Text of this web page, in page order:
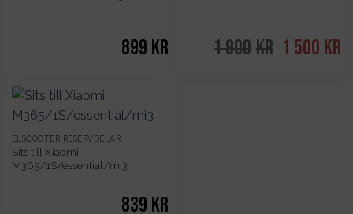
899 kr 1 900kr Det
ursprungliga
1 500 kr
ELSCOOTER RESERVDELAR
Sits till Xiaomi
M365/1S/essential/mi3
839 kr